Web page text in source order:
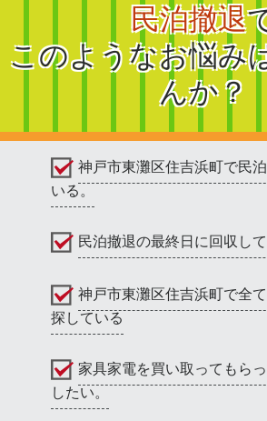
民泊撤退
このようなお悩み
んか？
神戸市東灘区住吉浜町で民
いる。
民泊撤退の最終日に回収し
神戸市東灘区住吉浜町で全
探している
家具家電を買い取ってもら
したい。